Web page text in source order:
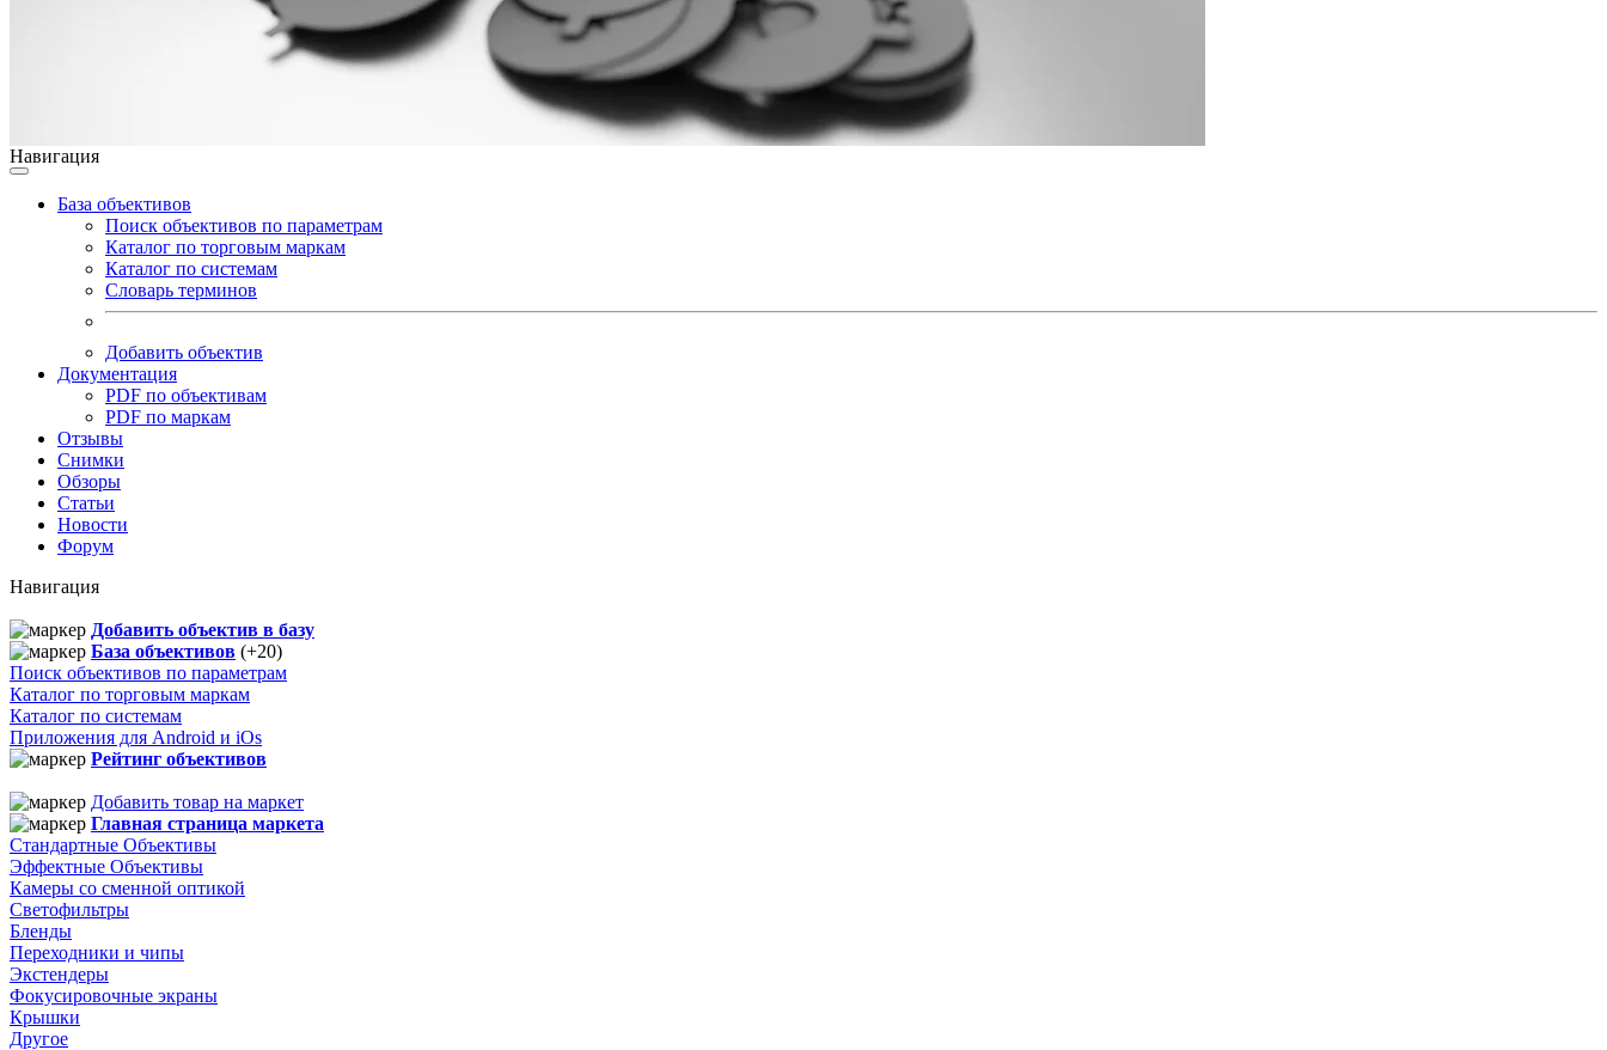
Навигация
База объективов
Поиск объективов по параметрам
Каталог по торговым маркам
Каталог по системам
Словарь терминов
Добавить объектив
Документация
PDF по объективам
PDF по маркам
Отзывы
Снимки
Обзоры
Статьи
Новости
Форум
Навигация
Добавить объектив в базу
База объективов (+20)
Поиск объективов по параметрам
Каталог по торговым маркам
Каталог по системам
Приложения для Android и iOs
Рейтинг объективов
Добавить товар на маркет
Главная страница маркета
Стандартные Объективы
Эффектные Объективы
Камеры со сменной оптикой
Светофильтры
Бленды
Переходники и чипы
Экстендеры
Фокусировочные экраны
Крышки
Другое